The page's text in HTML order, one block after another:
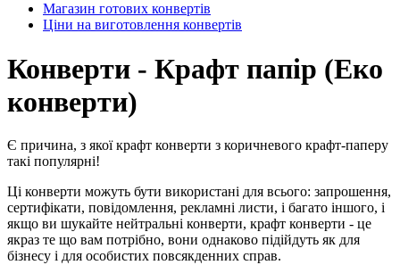
Магазин готових конвертів
Ціни на виготовлення конвертів
Конверти - Крафт папір (Еко
конверти)
Є причина, з якої крафт конверти з коричневого крафт-паперу
такі популярні!
Ці конверти можуть бути використані для всього: запрошення,
сертифікати, повідомлення, рекламні листи, і багато іншого, і
якщо ви шукайте нейтральні конверти, крафт конверти - це
якраз те що вам потрібно, вони однаково підійдуть як для
бізнесу і для особистих повсякденних справ.